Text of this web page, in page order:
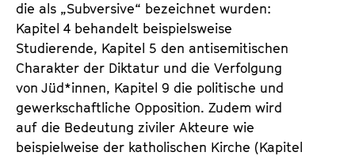
die als „Subversive“ bezeichnet wurden:
Kapitel 4 behandelt beispielsweise
Studierende, Kapitel 5 den antisemitischen
Charakter der Diktatur und die Verfolgung
von Jüd*innen, Kapitel 9 die politische und
gewerkschaftliche Opposition. Zudem wird
auf die Bedeutung ziviler Akteure wie
beispielweise der katholischen Kirche (Kapitel